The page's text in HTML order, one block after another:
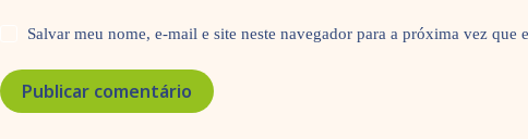
Salvar meu nome, e-mail e site neste navegador para a próxima vez que
Publicar comentário